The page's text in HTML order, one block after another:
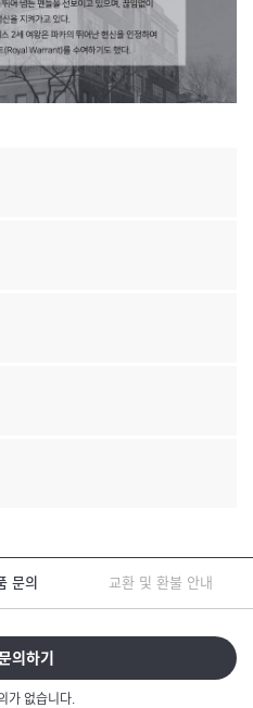
문의 교환 및 환불 안내
의하기
가 없습니다.